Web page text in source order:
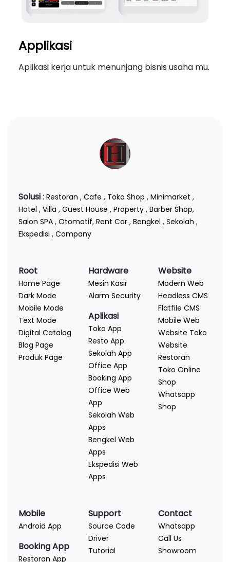
Applikasi
Aplikasi kerja untuk menunjang bisnis usaha mu.
Solusi: Restoran , Cafe , Toko Shop , Minimarket ,
Hotel , Villa , Guest House , Property , Barber Shop,
Salon SPA , Otomotif, Rent Car , Bengkel , Sekolah ,
Ekspedisi , Company
Root
Home Page
Dark Mode
Mobile Mode
Text Mode
Digital Catalog
Blog Page
Produk Page
Hardware
Mesin Kasir
Alarm Security
Aplikasi
Toko App
Resto App
Sekolah App
Office App
Booking App
Office Web
App
Sekolah Web
Apps
Bengkel Web
Apps
Ekspedisi Web
Apps
Website
Modern Web
Headless CMS
Flatfile CMS
Mobile Web
Website Toko
Website
Restoran
Toko Online
Shop
Whatsapp
Shop
Mobile
Android App
Booking App
Restoran App
Support
Source Code
Driver
Tutorial
Contact
Whatsapp
Call Us
Showroom